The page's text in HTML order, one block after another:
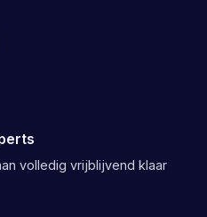
volledig vrijblijvend klaar